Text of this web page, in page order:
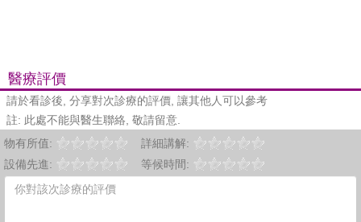
醫療評價
請於看診後, 分享對次診療的評價, 讓其他人可以參考
註: 此處不能與醫生聯絡, 敬請留意.
物有所值:
詳細講解:
設備先進:
等候時間: